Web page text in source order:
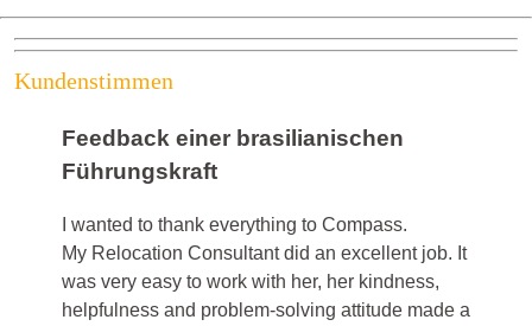
Kundenstimmen
Feedback einer brasilianischen
Führungskraft
I wanted to thank everything to Compass.
My Relocation Consultant did an excellent job. It
was very easy to work with her, her kindness,
helpfulness and problem-solving attitude made a